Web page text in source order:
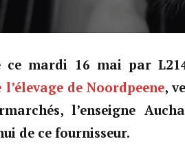
ce mardi 16 mai par
de Noordpeene,
l’enseigne
de ce fournisseur.